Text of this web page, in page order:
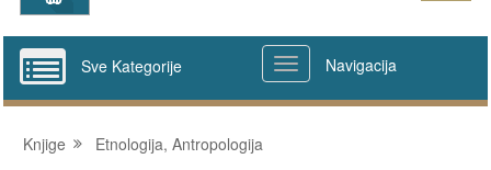
Sve Kategorije Navigacija
Knjige Etnologija, Antropologija